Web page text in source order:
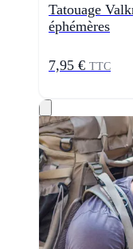
Tatouage
éphémères
7,95 € TTC